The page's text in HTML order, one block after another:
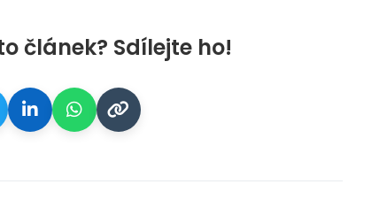
článek? Sdílejte ho!